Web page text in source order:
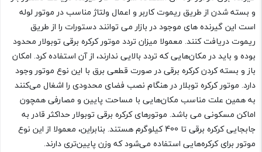
و بسته شدن از طریق ریموت کاربر و اعمال ولتاژ مناسب در موتور لوله
است این گیرنده های موجود در بازار می توانند دستورات را از طریق
ریموت دریافت کنند. معمولا میزان تردد موتور کرکره برقی توبولار محدود
بوده و باید در مکان‌هایی که تردد بالایی ندارند، از آن استفاده کرد. امکان
باز و بسته کردن کرکره برقی در صورت قطعی برق با این نوع موتور وجود
دارد. موتور کرکره توبلار در هنگام نصب فضای محدودی را اشغال می‌کنند
به همین علت مناسب مکان‌هایی با مساحت پایین و مصارفی همچون
اماکن مسکونی می باشد. موتورهای کرکره برقی توبولار حداکثر قادر به
جابجایی کرکره برقی تا 400 کیلوگرم هستند. بنابراین، معمولا از این نوع
موتور برای کرکره‌هایی استفاده می‌شود که وزن پایین‌تری دارند.